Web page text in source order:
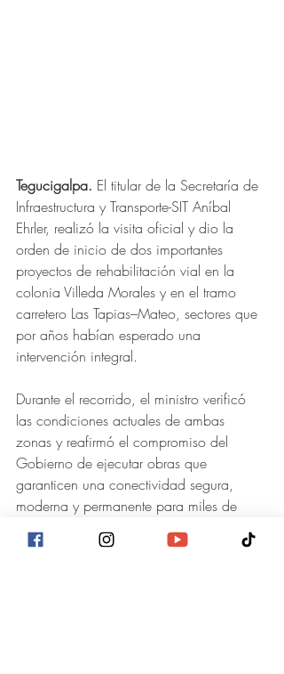
Tegucigalpa. El titular de la Secretaría de
Infraestructura y Transporte-SIT Aníbal
Ehrler, realizó la visita oficial y dio la
orden de inicio de dos importantes
proyectos de rehabilitación vial en la
colonia Villeda Morales y en el tramo
carretero Las Tapias–Mateo, sectores que
por años habían esperado una
intervención integral.
Durante el recorrido, el ministro verificó
las condiciones actuales de ambas
zonas y reafirmó el compromiso del
Gobierno de ejecutar obras que
garanticen una conectividad segura,
moderna y permanente para miles de
familias, productores y conductores que
diariamente transitan por estas rutas.